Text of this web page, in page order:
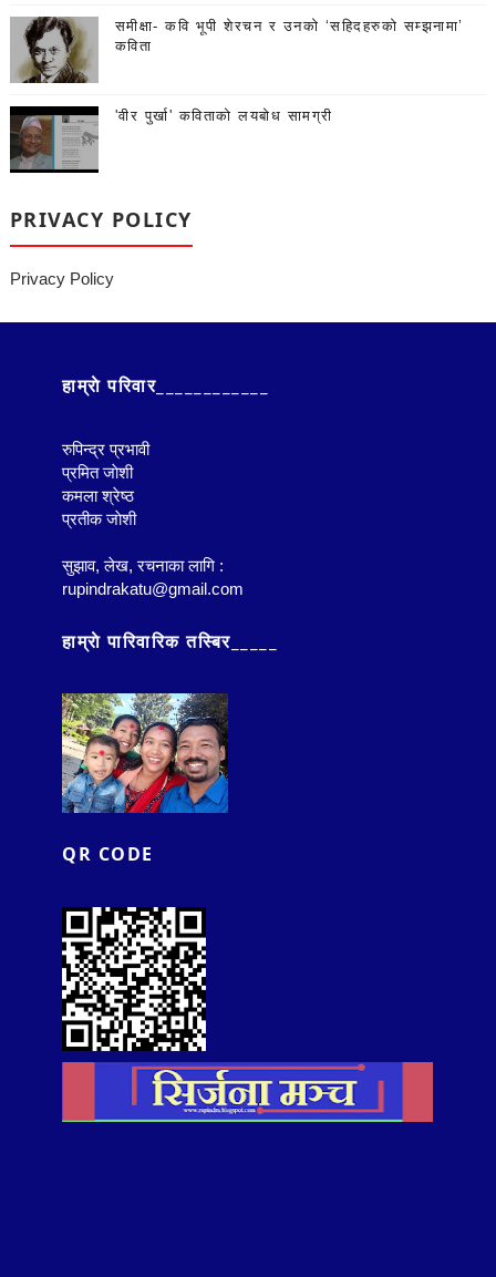
समीक्षा- कवि भूपी शेरचन र उनको ‘सहिदहरुको सम्झनामा’
कविता
'वीर पुर्खा' कविताको लयबोध सामग्री
PRIVACY POLICY
Privacy Policy
हाम्राे परिवार____________
रुपिन्द्र प्रभावी
प्रमित जाेशी
कमला श्रेष्ठ
प्रतीक जाेशी
सुझाव, लेख, रचनाका लागि :
rupindrakatu@gmail.com
हाम्राे पारिवारिक तस्बिर_____
QR CODE